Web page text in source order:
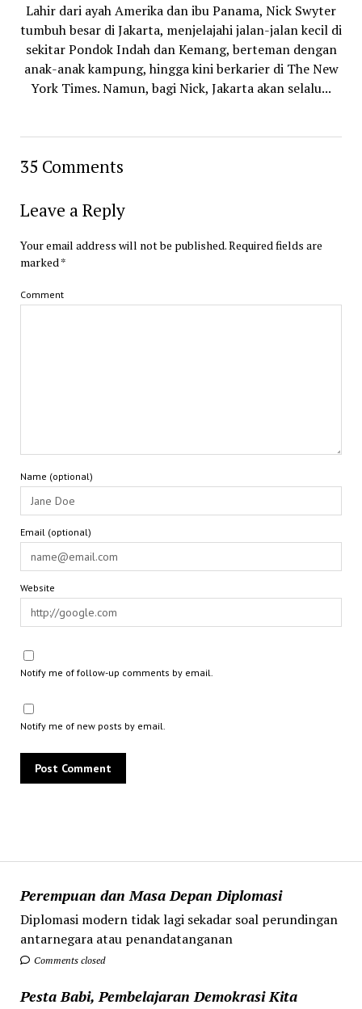
Perempuan dan Masa Depan Diplomasi
Diplomasi modern tidak lagi sekadar soal perundingan
antarnegara atau penandatanganan
Comments closed
Pesta Babi, Pembelajaran Demokrasi Kita
Lahir dari ayah Amerika dan ibu Panama, Nick Swyter
tumbuh besar di Jakarta, menjelajahi jalan-jalan kecil di
sekitar Pondok Indah dan Kemang, berteman dengan
anak-anak kampung, hingga kini berkarier di The New
York Times. Namun, bagi Nick, Jakarta akan selalu...
35 Comments
Leave a Reply
Your email address will not be published.Required fields are
marked*
Comment
Name (optional)
Email (optional)
Website
Notify me of follow-up comments by email.
Notify me of new posts by email.